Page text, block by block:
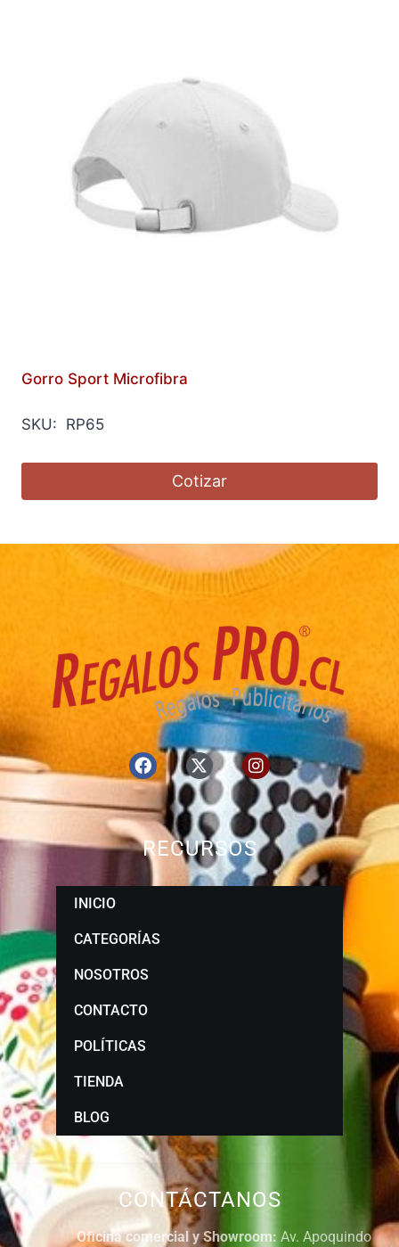
Gorro Sport Microfibra
SKU: RP65
Cotizar
CONTÁCTANOS
Oficina comercial y Showroom: Av. Apoquindo
RECURSOS
INICIO
CATEGORÍAS
NOSOTROS
CONTACTO
POLÍTICAS
TIENDA
BLOG